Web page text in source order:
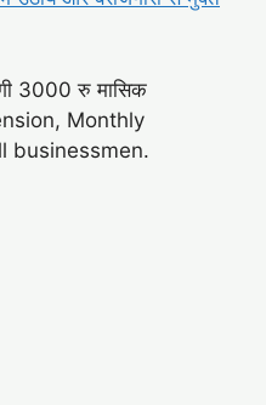
3000 रु मासिक
Monthly
businessmen.